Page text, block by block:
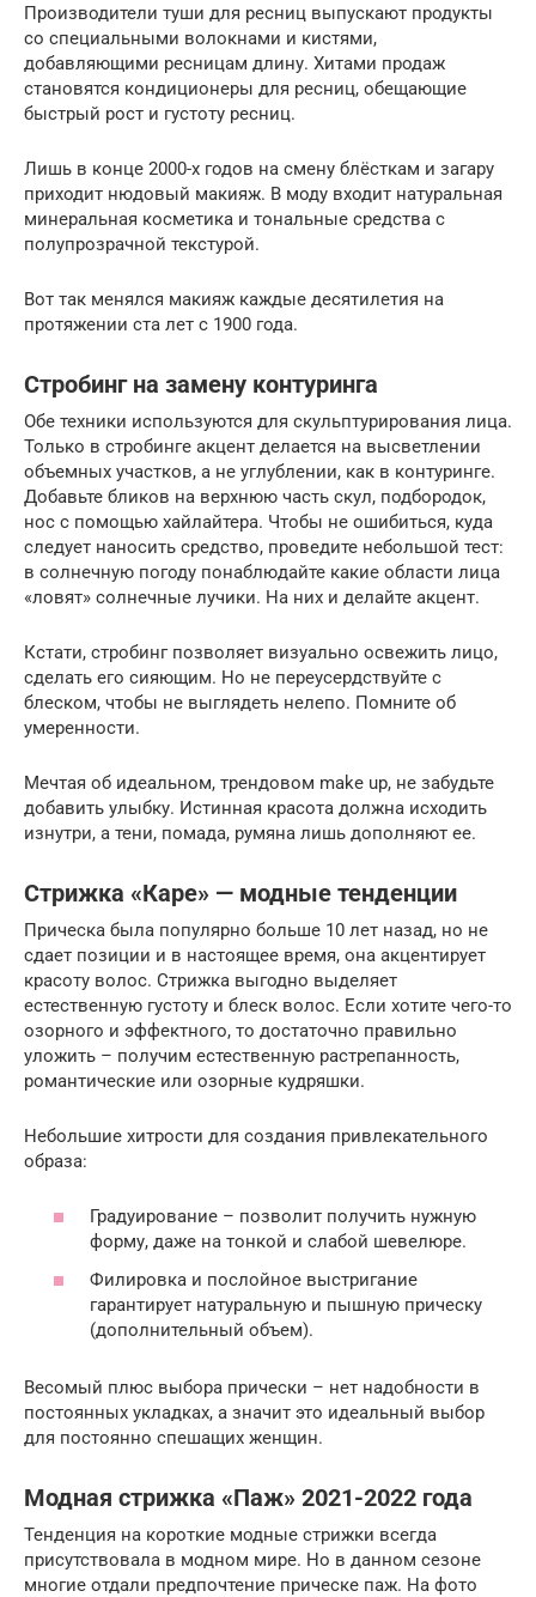
Производители туши для ресниц выпускают продукты
со специальными волокнами и кистями,
добавляющими ресницам длину. Хитами продаж
становятся кондиционеры для ресниц, обещающие
быстрый рост и густоту ресниц.
Лишь в конце 2000-х годов на смену блёсткам и загару
приходит нюдовый макияж. В моду входит натуральная
минеральная косметика и тональные средства с
полупрозрачной текстурой.
Вот так менялся макияж каждые десятилетия на
протяжении ста лет с 1900 года.
Стробинг на замену контуринга
Обе техники используются для скульптурирования лица.
Только в стробинге акцент делается на высветлении
объемных участков, а не углублении, как в контуринге.
Добавьте бликов на верхнюю часть скул, подбородок,
нос с помощью хайлайтера. Чтобы не ошибиться, куда
следует наносить средство, проведите небольшой тест:
в солнечную погоду понаблюдайте какие области лица
«ловят» солнечные лучики. На них и делайте акцент.
Кстати, стробинг позволяет визуально освежить лицо,
сделать его сияющим. Но не переусердствуйте с
блеском, чтобы не выглядеть нелепо. Помните об
умеренности.
Мечтая об идеальном, трендовом make up, не забудьте
добавить улыбку. Истинная красота должна исходить
изнутри, а тени, помада, румяна лишь дополняют ее.
Стрижка «Каре» — модные тенденции
Прическа была популярно больше 10 лет назад, но не
сдает позиции и в настоящее время, она акцентирует
красоту волос. Стрижка выгодно выделяет
естественную густоту и блеск волос. Если хотите чего-то
озорного и эффектного, то достаточно правильно
уложить – получим естественную растрепанность,
романтические или озорные кудряшки.
Небольшие хитрости для создания привлекательного
образа:
Градуирование – позволит получить нужную
форму, даже на тонкой и слабой шевелюре.
Филировка и послойное выстригание
гарантирует натуральную и пышную прическу
(дополнительный объем).
Весомый плюс выбора прически – нет надобности в
постоянных укладках, а значит это идеальный выбор
для постоянно спешащих женщин.
Модная стрижка «Паж» 2021-2022 года
Тенденция на короткие модные стрижки всегда
присутствовала в модном мире. Но в данном сезоне
многие отдали предпочтение прическе паж. На фото